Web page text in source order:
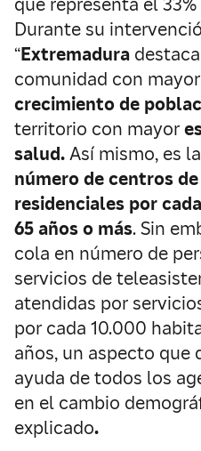
Durante su
“Extremadura
comunidad con
crecimiento de
territorio con mayor
salud.Así mismo, es
número de centros
residenciales por
65 años o más. Sin
cola en número de
servicios de
atendidas por
por cada 10.000
años, un aspecto que
ayuda de todos los
en el cambio
explicado.